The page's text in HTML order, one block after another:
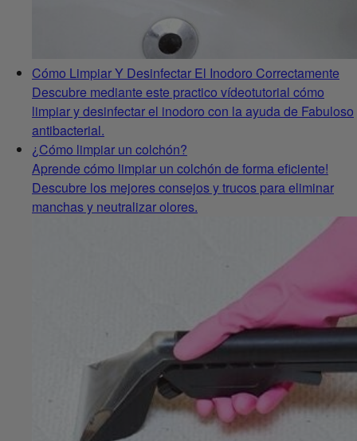
Cómo Limpiar Y Desinfectar El Inodoro Correctamente
Descubre mediante este practico vídeotutorial cómo
limpiar y desinfectar el inodoro con la ayuda de Fabuloso
antibacterial.
¿Cómo limpiar un colchón?
Aprende cómo limpiar un colchón de forma eficiente!
Descubre los mejores consejos y trucos para eliminar
manchas y neutralizar olores.